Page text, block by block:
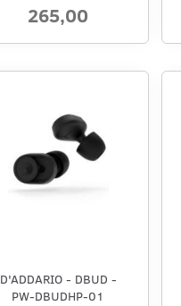
265,00
D'ADDARIO - DBUD -
PW-DBUDHP-01